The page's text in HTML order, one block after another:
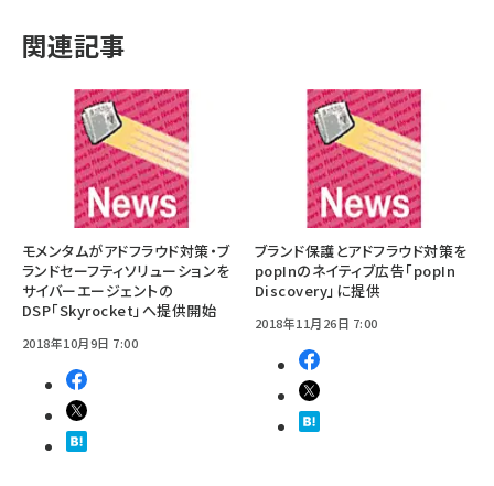
関連記事
モメンタムがアドフラウド対策・ブ
ランドセーフティソリューションを
サイバーエージェントの
DSP「Skyrocket」へ提供開始
2018年10月9日 7:00
ブランド保護とアドフラウド対策を
popInのネイティブ広告「popIn
Discovery」に提供
2018年11月26日 7:00